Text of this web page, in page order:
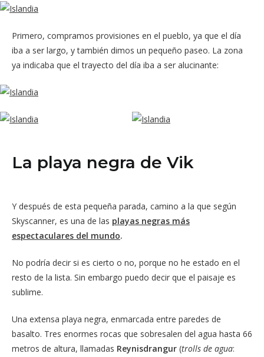
Primero, compramos provisiones en el pueblo, ya que el día
iba a ser largo, y también dimos un pequeño paseo. La zona
ya indicaba que el trayecto del día iba a ser alucinante:
La playa negra de Vik
Y después de esta pequeña parada, camino a la que según
Skyscanner, es una de las playas negras más
espectaculares del mundo.
No podría decir si es cierto o no, porque no he estado en el
resto de la lista. Sin embargo puedo decir que el paisaje es
sublime.
Una extensa playa negra, enmarcada entre paredes de
basalto. Tres enormes rocas que sobresalen del agua hasta 66
metros de altura, llamadas Reynisdrangur (trolls de agua: